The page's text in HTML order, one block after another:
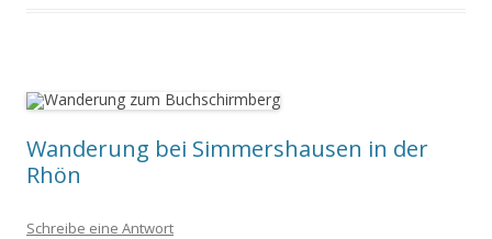
Wanderung bei Simmershausen in der
Rhön
Schreibe eine Antwort